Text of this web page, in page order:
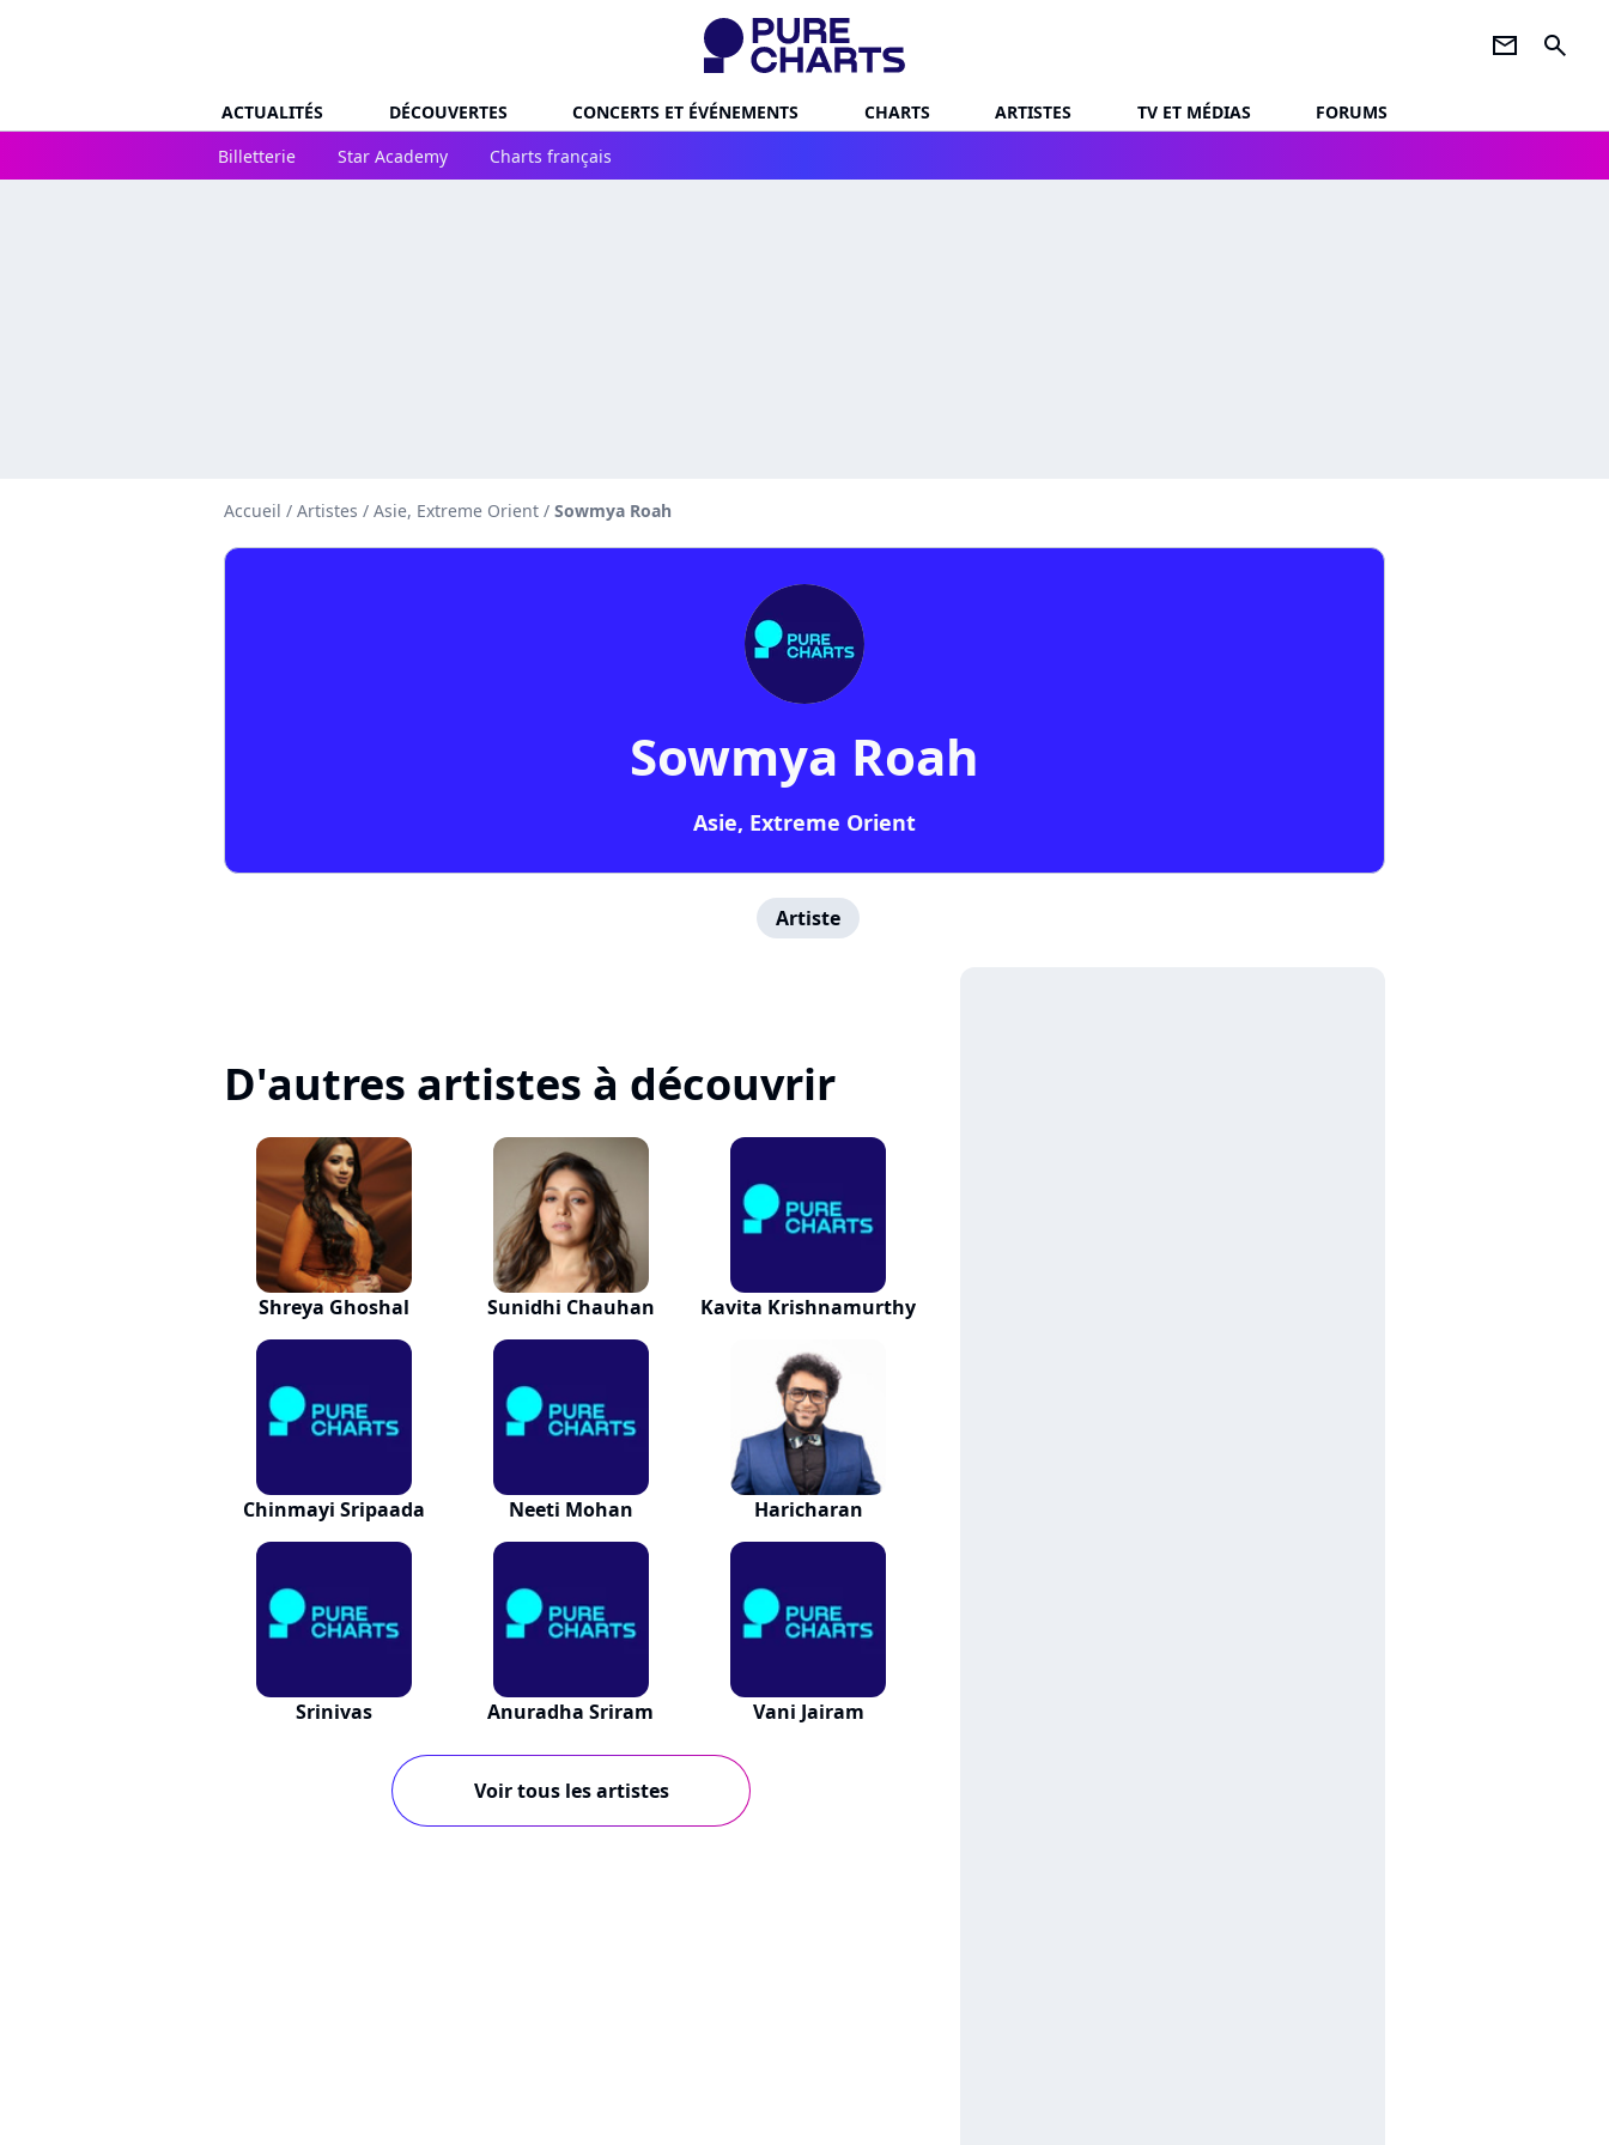
newsletter search
ACTUALITÉS DÉCOUVERTES CONCERTS ET ÉVÉNEMENTS CHARTS ARTISTES TV ET MÉDIAS
FORUMS
Billetterie
Star Academy Charts français
Accueil / Artistes / Asie, Extreme Orient / Sowmya Roah
Sowmya Roah
Asie, Extreme Orient
Artiste
D'autres artistes à découvrir
Shreya Ghoshal Sunidhi Chauhan Kavita Krishnamurthy
Chinmayi Sripaada Neeti Mohan Haricharan
Srinivas Anuradha Sriram Vani Jairam
Voir tous les artistes